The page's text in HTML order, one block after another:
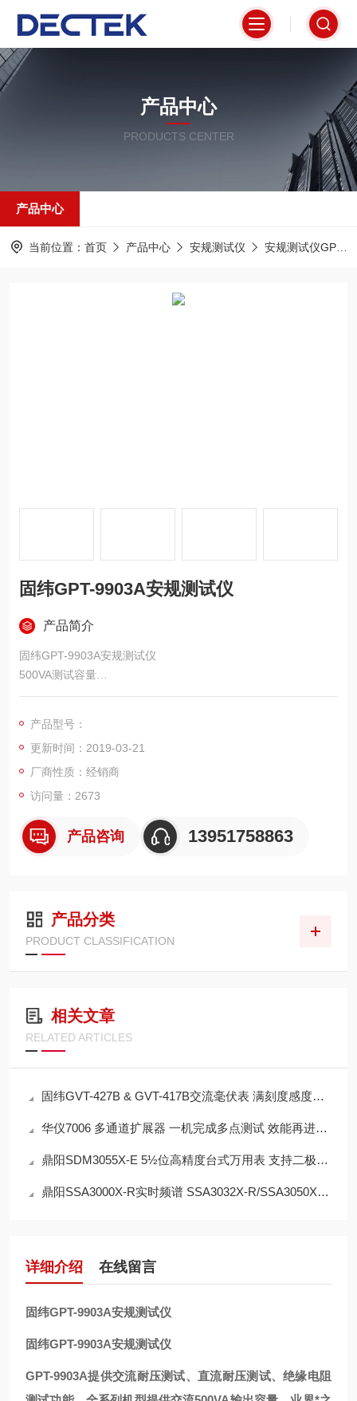
产品中心
PRODUCTS CENTER
产品中心
当前位置： 首页 产品中心 安规测试仪 安规测试仪GPT-9900系列
固纬GPT-9903A安规测试仪
产品简介
固纬GPT-9903A安规测试仪
500VA测试容量
大型（240x64）点矩阵式LCD
绝缘电阻量测可达50GΩ
手动/自动测试模式
具快速选择功能键
高亮度警示及状态指示灯
零点输出
输出电压上升时间控制
产品型号：
更新时间：2019-03-21
厂商性质：经销商
访问量：2673
产品咨询 13951758863
产品分类
PRODUCT CLASSIFICATION
相关文章
RELATED ARTICLES
固纬GVT-427B & GVT-417B交流毫伏表 满刻度感度：300μV 双通道(GVT-427B)
华仪7006 多通道扩展器 一机完成多点测试 效能再进化 简化操作系统
鼎阳SDM3055X-E 5½位高精度台式万用表 支持二极管测试，连通性测试
鼎阳SSA3000X-R实时频谱 SSA3032X-R/SSA3050X-R/SSA3075X-R
详细介绍 在线留言
固纬GPT-9903A安规测试仪
固纬GPT-9903A安规测试仪
GPT-9903A提供交流耐压测试、直流耐压测试、绝缘电阻